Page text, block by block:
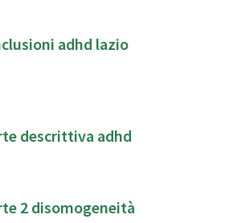
adhd lazio
descrittiva adhd
2 disomogeneità